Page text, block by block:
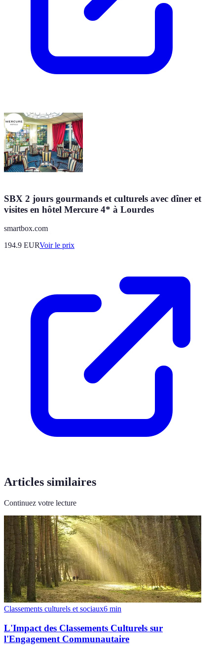
SBX 2 jours gourmands et culturels avec dîner et
visites en hôtel Mercure 4* à Lourdes
smartbox.com
194.9 EURVoir le prix
Articles similaires
Continuez votre lecture
Classements culturels et sociaux6 min
L'Impact des Classements Culturels sur
l'Engagement Communautaire